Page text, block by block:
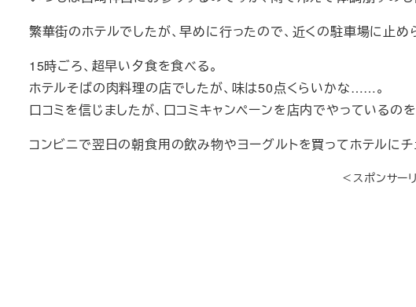
繁華街のホテルでしたが、早めに行ったので、近くの駐車場に止め
15時ごろ、超早い夕食を食べる。
ホテルそばの肉料理の店でしたが、味は50点くらいかな……。
口コミを信じましたが、口コミキャンペーンを店内でやっているの
コンビニで翌日の朝食用の飲み物やヨーグルトを買ってホテルにチ
＜スポンサー